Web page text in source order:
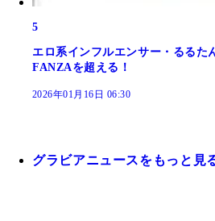
5
エロ系インフルエンサー・るる
FANZAを超える！
2026年01月16日 06:30
グラビアニュースをもっと見